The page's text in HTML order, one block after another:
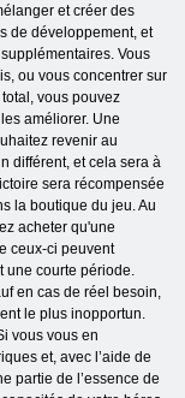
et créer des
de développement, et
Vous
ou vous concentrer sur
vous pouvez
améliorer. Une
revenir au
différent, et cela sera à
sera récompensée
la boutique du jeu. Au
acheter qu'une
ceux-ci peuvent
une courte période.
en cas de réel besoin,
le plus inopportun.
vous vous en
et, avec l’aide de
partie de l’essence de